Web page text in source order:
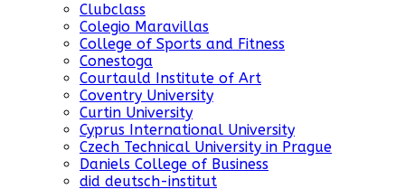
Clubclass
Colegio Maravillas
College of Sports and Fitness
Conestoga
Courtauld Institute of Art
Coventry University
Curtin University
Cyprus International University
Czech Technical University in Prague
Daniels College of Business
did deutsch-institut